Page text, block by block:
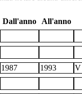
Dall'anno All'anno
1987 1993 V